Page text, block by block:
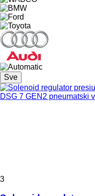
Sve
3